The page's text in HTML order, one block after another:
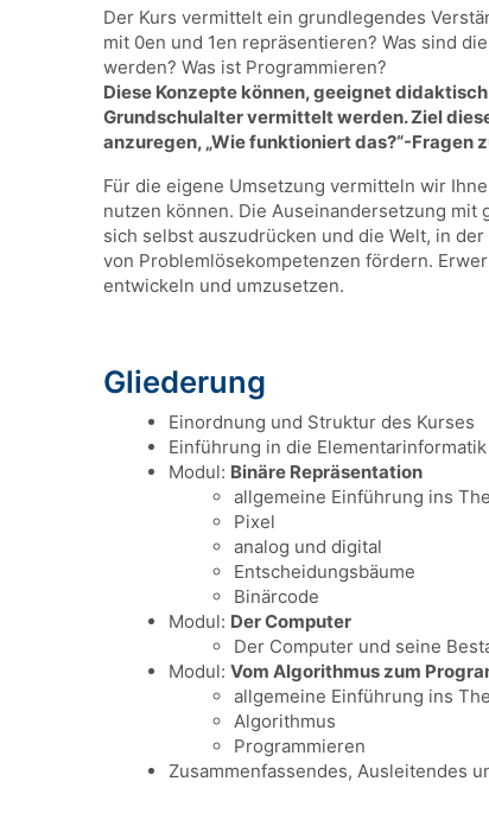
Der Kurs vermittelt ein grundlegendes
mit 0en und 1en repräsentieren? Was sind
werden? Was ist Programmieren?
Diese Konzepte können, geeignet
Grundschulalter vermittelt werden. Ziel
anzuregen, „Wie funktioniert das?“-Fragen
Für die eigene Umsetzung vermitteln wir
nutzen können. Die Auseinandersetzung
sich selbst auszudrücken und die Welt, in
von Problemlösekompetenzen fördern.
entwickeln und umzusetzen.
Gliederung
Einordnung und Struktur des Kurses
Einführung in die Elementarinformatik
Modul: Binäre Repräsentation
allgemeine Einführung ins
Pixel
analog und digital
Entscheidungsbäume
Binärcode
Modul: Der Computer
Der Computer und seine
Modul: Vom Algorithmus zum
allgemeine Einführung ins
Algorithmus
Programmieren
Zusammenfassendes, Ausleitendes